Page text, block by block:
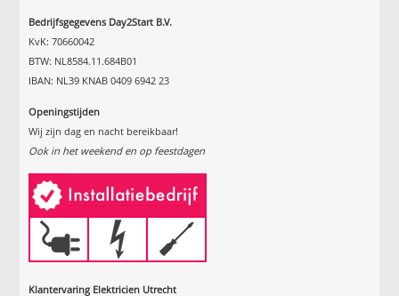
Bedrijfsgegevens Day2Start B.V.
KvK: 70660042
BTW: NL8584.11.684B01
IBAN: NL39 KNAB 0409 6942 23
Openingstijden
Wij zijn dag en nacht bereikbaar!
Ook in het weekend en op feestdagen
Klantervaring Elektricien Utrecht